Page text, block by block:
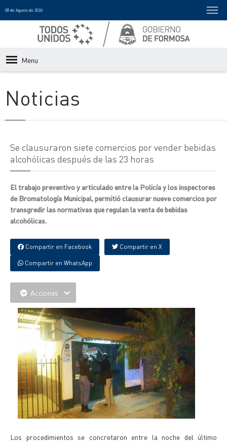
08 de Agosto de 2026
Menu
Noticias
Se clausuraron siete comercios por vender bebidas
alcohólicas después de las 23 horas
El trabajo preventivo y articulado entre la Policía y los inspectores
de Bromatología Municipal, permitió clausurar nueve comercios por
transgredir las normativas que regulan la venta de bebidas
alcohólicas.
Compartir en Facebook Compartir en X
Compartir en WhatsApp
Acciones
Los procedimientos se concretaron entre la noche del último